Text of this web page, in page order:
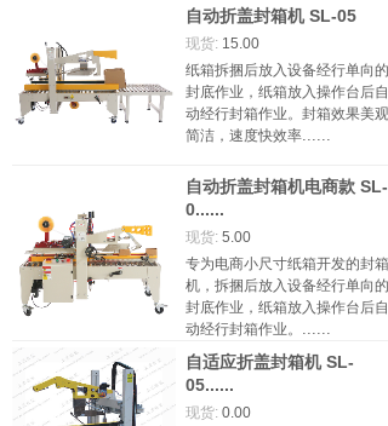
自动折盖封箱机 SL-05
现货: 15.00
纸箱拆捆后放入设备经行单向的
封底作业，纸箱放入操作台后自
动经行封箱作业。封箱效果美观
简洁，速度快效率......
自动折盖封箱机电商款 SL-
0......
现货: 5.00
专为电商小尺寸纸箱开发的封箱
机，拆捆后放入设备经行单向的
封底作业，纸箱放入操作台后自
动经行封箱作业。 ......
自适应折盖封箱机 SL-
05......
现货: 0.00